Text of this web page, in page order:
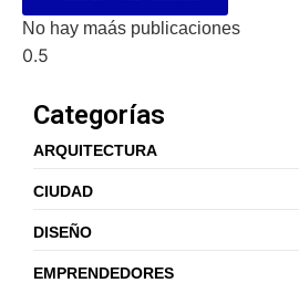
No hay maás publicaciones
Categorías
ARQUITECTURA
CIUDAD
DISEÑO
EMPRENDEDORES